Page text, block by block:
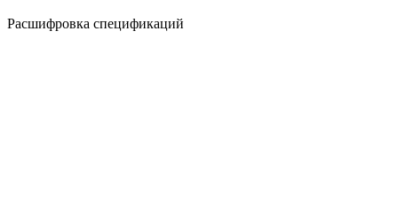
Расшифровка спецификаций